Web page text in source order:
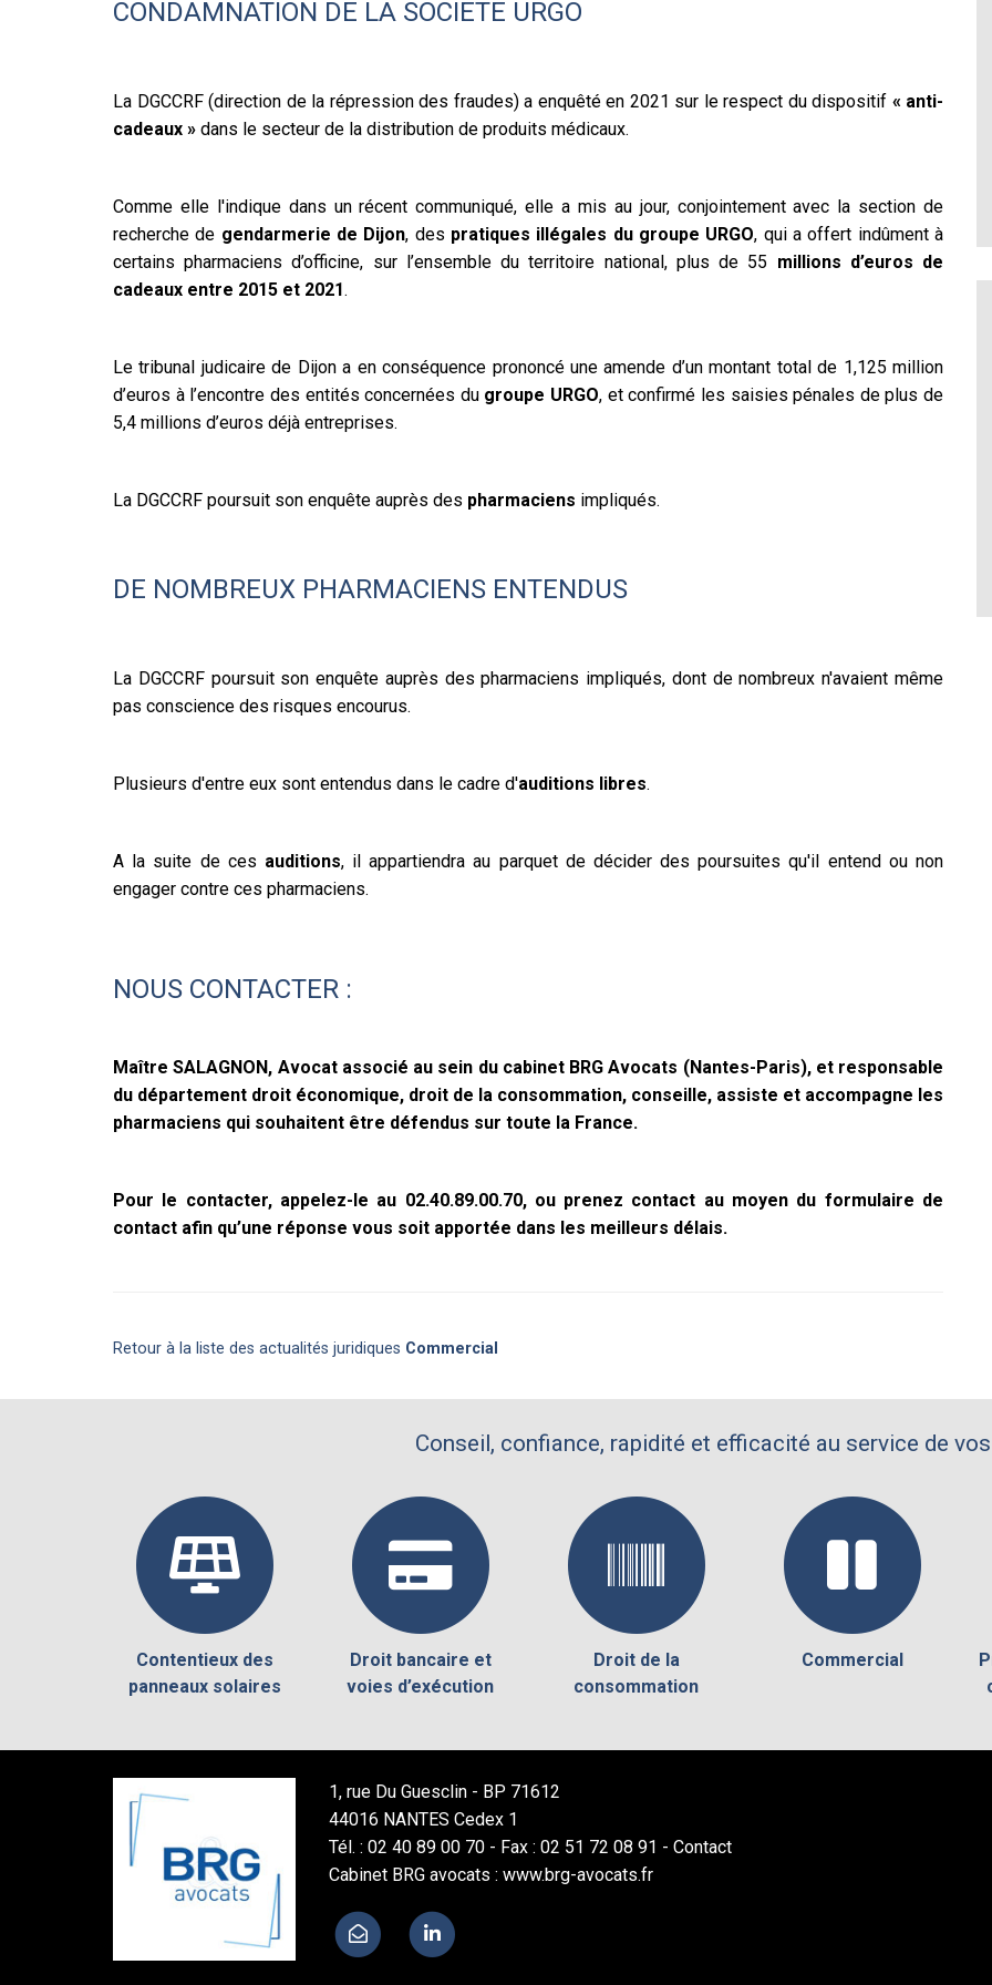
CONDAMNATION DE LA SOCIETE URGO
La DGCCRF (direction de la répression des fraudes) a enquêté en 2021 sur le respect du dispositif « anti-
cadeaux » dans le secteur de la distribution de produits médicaux.
Comme elle l'indique dans un récent communiqué, elle a mis au jour, conjointement avec la section de
recherche de gendarmerie de Dijon, des pratiques illégales du groupe URGO, qui a offert indûment à
certains pharmaciens d’officine, sur l’ensemble du territoire national, plus de 55 millions d’euros de
cadeaux entre 2015 et 2021.
Le tribunal judicaire de Dijon a en conséquence prononcé une amende d’un montant total de 1,125 million
d’euros à l’encontre des entités concernées du groupe URGO, et confirmé les saisies pénales de plus de
5,4 millions d’euros déjà entreprises.
La DGCCRF poursuit son enquête auprès des pharmaciens impliqués.
DE NOMBREUX PHARMACIENS ENTENDUS
La DGCCRF poursuit son enquête auprès des pharmaciens impliqués, dont de nombreux n'avaient même
pas conscience des risques encourus.
Plusieurs d'entre eux sont entendus dans le cadre d'auditions libres.
A la suite de ces auditions, il appartiendra au parquet de décider des poursuites qu'il entend ou non
engager contre ces pharmaciens.
NOUS CONTACTER :
Maître SALAGNON, Avocat associé au sein du cabinet BRG Avocats (Nantes-Paris), et responsable
du département droit économique, droit de la consommation, conseille, assiste et accompagne les
pharmaciens qui souhaitent être défendus sur toute la France.
Pour le contacter, appelez-le au 02.40.89.00.70, ou prenez contact au moyen du formulaire de
contact afin qu’une réponse vous soit apportée dans les meilleurs délais.
Retour à la liste des actualités juridiques Commercial
Conseil, confiance, rapidité et efficacité au service de
Contentieux des
panneaux solaires
Droit bancaire et
voies d’exécution
Droit de la
consommation
Commercial
1, rue Du Guesclin - BP 71612
44016 NANTES Cedex 1
Tél. : 02 40 89 00 70 - Fax : 02 51 72 08 91 - Contact
Cabinet BRG avocats : www.brg-avocats.fr